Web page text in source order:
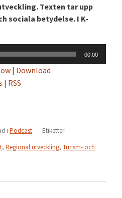
Texten tar upp
sociala betydelse. I K-
00:00
| Download
| RSS
i Podcast
- Etiketter
, Regional utveckling, Turism- och